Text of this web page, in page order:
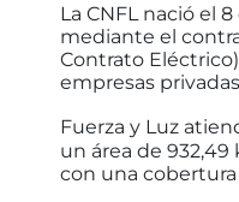
La CNFL nació el
mediante el
Contrato
empresas
Fuerza y Luz
un área de
con una cobertura